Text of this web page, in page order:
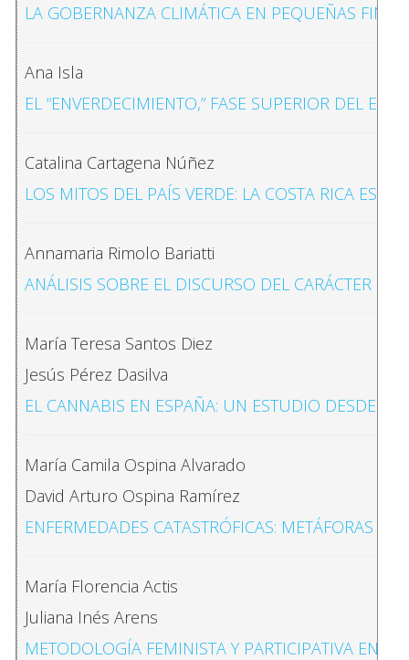
LA GOBERNANZA CLIMÁTICA EN PEQUEÑAS
Ana Isla
EL “ENVERDECIMIENTO,” FASE SUPERIOR DEL
Catalina Cartagena Núñez
LOS MITOS DEL PAÍS VERDE: LA COSTA RICA
Annamaria Rimolo Bariatti
ANÁLISIS SOBRE EL DISCURSO DEL CARÁCTER
María Teresa Santos Diez
Jesús Pérez Dasilva
EL CANNABIS EN ESPAÑA: UN ESTUDIO DESDE LA
María Camila Ospina Alvarado
David Arturo Ospina Ramírez
ENFERMEDADES CATASTRÓFICAS: METÁFORAS
María Florencia Actis
Juliana Inés Arens
METODOLOGÍA FEMINISTA Y PARTICIPATIVA EN